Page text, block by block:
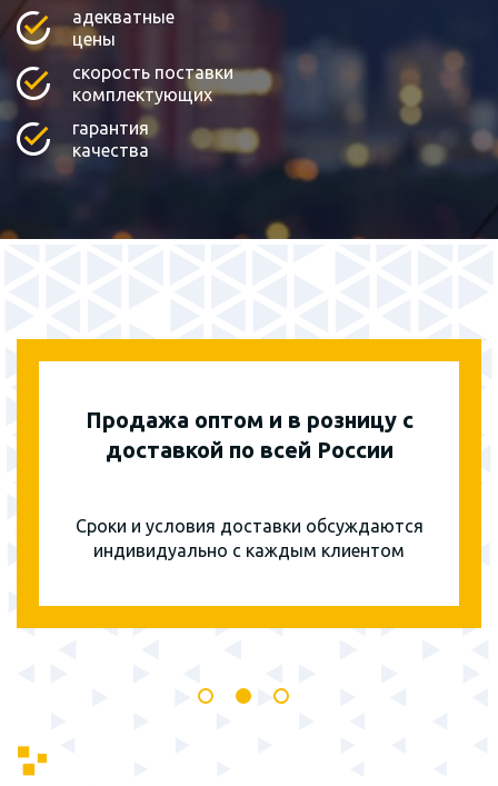
адекватные
цены
скорость поставки
комплектующих
гарантия
качества
Продажа оптом и в розницу с
доставкой по всей России
Сроки и условия доставки обсуждаются
индивидуально с каждым клиентом